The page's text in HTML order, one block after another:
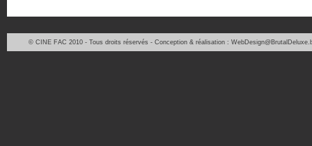
© CINE FAC 2010 - Tous droits réservés - Conception & réalisation :